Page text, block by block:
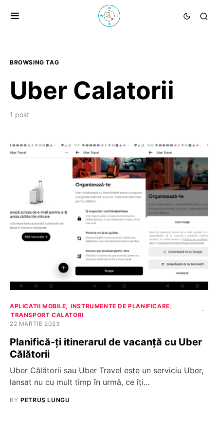
BROWSING TAG
Uber Calatorii
1 post
APLICATII MOBILE
INSTRUMENTE DE PLANIFICARE
TRANSPORT CALATORI
22 MARTIE 2023
Planifică-ți itinerarul de vacanță cu Uber
Călătorii
Uber Călătorii sau Uber Travel este un serviciu Uber,
lansat nu cu mult timp în urmă, ce îți…
BY PETRUȘ LUNGU